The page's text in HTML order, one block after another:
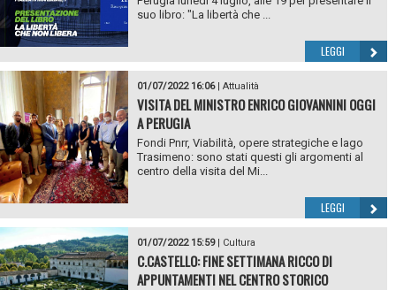
suo libro: "La libertà che ...
LEGGI
01/07/2022 16:06| Attualità
VISITA DEL MINISTRO ENRICO GIOVANNINI OGGI
A PERUGIA
Fondi Pnrr, Viabilità, opere strategiche e lago
Trasimeno: sono stati questi gli argomenti al
centro della visita del Mi...
LEGGI
01/07/2022 15:59| Cultura
C.CASTELLO: FINE SETTIMANA RICCO DI
APPUNTAMENTI NEL CENTRO STORICO